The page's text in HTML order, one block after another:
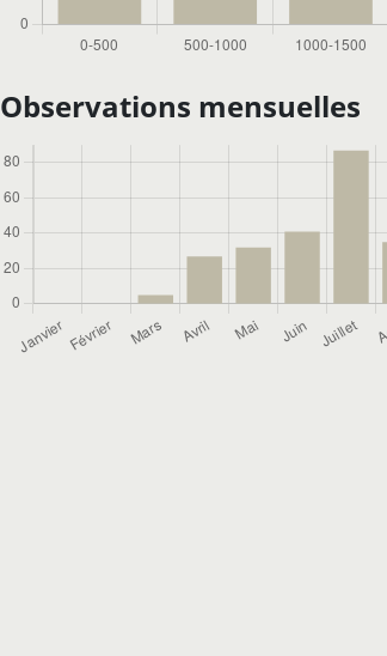
Observations mensuelles